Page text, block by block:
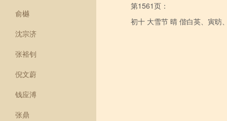
俞樾
沈宗济
张裕钊
倪文蔚
钱应溥
张鼎
第1561页：
初十 大雪节 晴 偕白英、寅